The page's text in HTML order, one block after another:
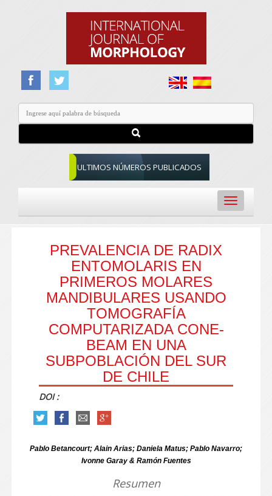
ULTIMOS NÚMEROS PUBLICADOS
Toggle
navigation
PREVALENCIA DE RADIX
ENTOMOLARIS EN
PRIMEROS MOLARES
MANDIBULARES USANDO
TOMOGRAFÍA
COMPUTARIZADA CONE-
BEAM EN UNA
SUBPOBLACIÓN DEL SUR
DE CHILE
DOI :
Pablo Betancourt; Alain Arias; Daniela Matus; Pablo Navarro;
Ivonne Garay & Ramón Fuentes
Resumen